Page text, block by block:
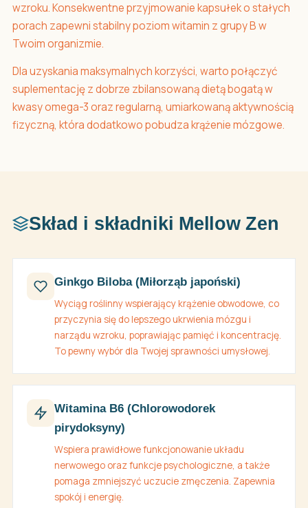
wzroku. Konsekwentne przyjmowanie kapsułek o stałych
porach zapewni stabilny poziom witamin z grupy B w
Twoim organizmie.
Dla uzyskania maksymalnych korzyści, warto połączyć
suplementację z dobrze zbilansowaną dietą bogatą w
kwasy omega-3 oraz regularną, umiarkowaną aktywnością
fizyczną, która dodatkowo pobudza krążenie mózgowe.
Skład i składniki Mellow Zen
Ginkgo Biloba (Miłorząb japoński)
Wyciąg roślinny wspierający krążenie obwodowe, co
przyczynia się do lepszego ukrwienia mózgu i
narządu wzroku, poprawiając pamięć i koncentrację.
To pewny wybór dla Twojej sprawności umysłowej.
Witamina B6 (Chlorowodorek
pirydoksyny)
Wspiera prawidłowe funkcjonowanie układu
nerwowego oraz funkcje psychologiczne, a także
pomaga zmniejszyć uczucie zmęczenia. Zapewnia
spokój i energię.